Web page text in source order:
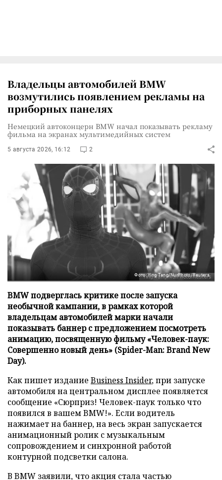
Владельцы автомобилей BMW
возмутились появлением рекламы на
приборных панелях
Немецкий автоконцерн BMW начал показывать рекламу
фильма на экранах мультимедийных систем
5 августа 2026, 16:12 2
Фото: Ying Tang/NurPhoto/Reuters
BMW подверглась критике после запуска
необычной кампании, в рамках которой
владельцам автомобилей марки начали
показывать баннер с предложением посмотреть
анимацию, посвященную фильму «Человек-паук:
Совершенно новый день» (Spider-Man: Brand New
Day).
Как пишет издание Business Insider, при запуске
автомобиля на центральном дисплее появляется
сообщение «Сюрприз! Человек-паук только что
появился в вашем BMW!». Если водитель
нажимает на баннер, на весь экран запускается
анимационный ролик с музыкальным
сопровождением и синхронной работой
контурной подсветки салона.
В BMW заявили, что акция стала частью